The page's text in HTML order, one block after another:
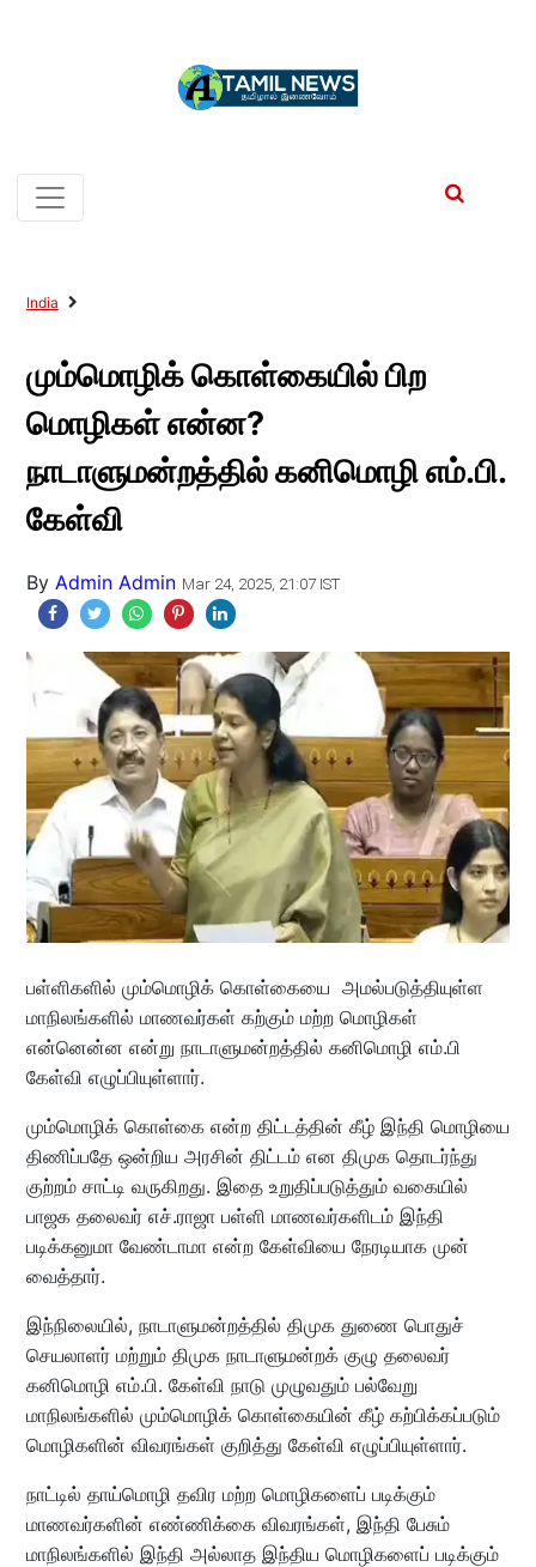
India
மும்மொழிக் கொள்கையில் பிற
மொழிகள் என்ன?
நாடாளுமன்றத்தில் கனிமொழி எம்.பி.
கேள்வி
By Admin Admin Mar 24, 2025, 21:07 IST
பள்ளிகளில் மும்மொழிக் கொள்கையை அமல்படுத்தியுள்ள
மாநிலங்களில் மாணவர்கள் கற்கும் மற்ற மொழிகள்
என்னென்ன என்று நாடாளுமன்றத்தில் கனிமொழி எம்.பி
கேள்வி எழுப்பியுள்ளார்.
மும்மொழிக் கொள்கை என்ற திட்டத்தின் கீழ் இந்தி மொழியை
திணிப்பதே ஒன்றிய அரசின் திட்டம் என திமுக தொடர்ந்து
குற்றம் சாட்டி வருகிறது. இதை உறுதிப்படுத்தும் வகையில்
பாஜக தலைவர் எச்.ராஜா பள்ளி மாணவர்களிடம் இந்தி
படிக்கனுமா வேண்டாமா என்ற கேள்வியை நேரடியாக முன்
வைத்தார்.
இந்நிலையில், நாடாளுமன்றத்தில் திமுக துணை பொதுச்
செயலாளர் மற்றும் திமுக நாடாளுமன்றக் குழு தலைவர்
கனிமொழி எம்.பி. கேள்வி நாடு முழுவதும் பல்வேறு
மாநிலங்களில் மும்மொழிக் கொள்கையின் கீழ் கற்பிக்கப்படும்
மொழிகளின் விவரங்கள் குறித்து கேள்வி எழுப்பியுள்ளார்.
நாட்டில் தாய்மொழி தவிர மற்ற மொழிகளைப் படிக்கும்
மாணவர்களின் எண்ணிக்கை விவரங்கள், இந்தி பேசும்
மாநிலங்களில் இந்தி அல்லாத இந்திய மொழிகளைப் படிக்கும்